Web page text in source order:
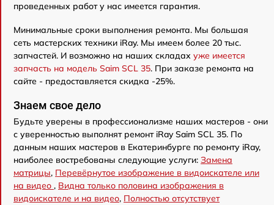
проведенных работ у нас имеется гарантия.
Минимальные сроки выполнения ремонта. Мы большая
сеть мастерских техники iRay. Мы имеем более 20 тыс.
запчастей. И возможно на наших складах уже имеется
запчасть на модель Saim SCL 35. При заказе ремонта на
сайте - предоставляется скидка -25%.
Знаем свое дело
Будьте уверены в профессионализме наших мастеров - они
с уверенностью выполнят ремонт iRay Saim SCL 35. По
данным наших мастеров в Екатеринбурге по ремонту iRay,
наиболее востребованы следующие услуги: Замена
матрицы, Перевёрнутое изображение в видоискателе или
на видео , Видна только половина изображения в
видоискателе и на видео, Полностью отсутствует